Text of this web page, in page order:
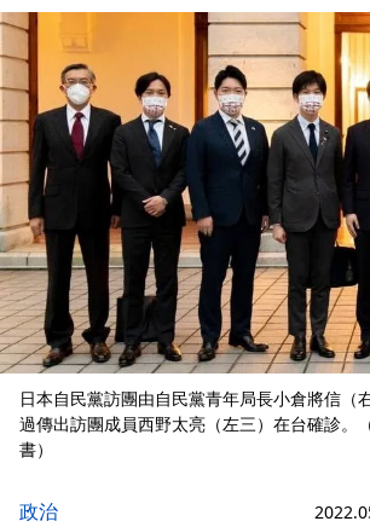
日本自民黨訪團由自民黨青年局長小倉將信（
過傳出訪團成員西野太亮（左三）在台確診。
書）
政治